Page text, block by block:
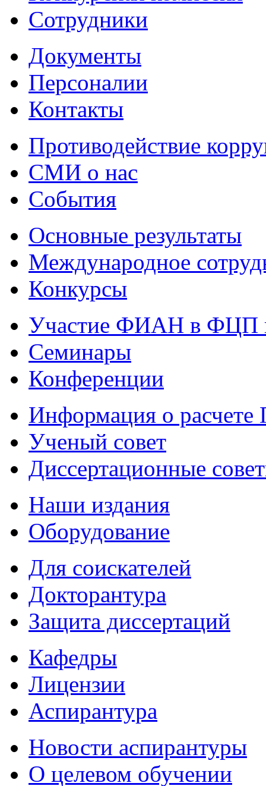
Сотрудники
Документы
Персоналии
Контакты
Противодействие
СМИ о нас
События
Основные результаты
Международное
Конкурсы
Участие ФИАН в ФЦП
Семинары
Конференции
Информация о
Ученый совет
Диссертационные
Наши издания
Оборудование
Для соискателей
Докторантура
Защита диссертаций
Кафедры
Лицензии
Аспирантура
Новости аспирантуры
О целевом обучении